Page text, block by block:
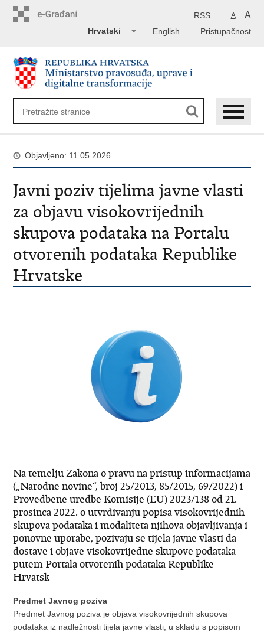
A A
RSS
Pristupačnost
English
Hrvatski
Objavljeno: 11.05.2026.
Javni poziv tijelima javne vlasti
za objavu visokovrijednih
skupova podataka na Portalu
otvorenih podataka Republike
Hrvatske
Na temelju Zakona o pravu na pristup informacijama
(„Narodne novine“, broj 25/2013, 85/2015, 69/2022) i
Provedbene uredbe Komisije (EU) 2023/138 od 21.
prosinca 2022. o utvrđivanju popisa visokovrijednih
skupova podataka i modaliteta njihova objavljivanja i
ponovne uporabe, pozivaju se tijela javne vlasti da
dostave i objave visokovrijedne skupove podataka
putem Portala otvorenih podataka Republike
Hrvatsk
Predmet Javnog poziva
Predmet Javnog poziva je objava visokovrijednih skupova
podataka iz nadležnosti tijela javne vlasti, u skladu s popisom